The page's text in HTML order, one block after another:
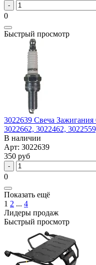
0
Быстрый просмотр
3022639 Свеча
3022662, 3022462,
В наличии
Арт: 3022639
350 руб
0
Показать ещё
1 2 ... 4
Лидеры продаж
Быстрый просмотр